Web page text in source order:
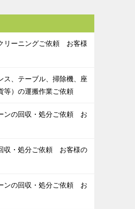
リーニングご依頼 お客様
ス、テーブル、掃除機、座
等）の運搬作業ご依頼
ンの回収・処分ご依頼 お
収・処分ご依頼 お客様の
ンの回収・処分ご依頼 お